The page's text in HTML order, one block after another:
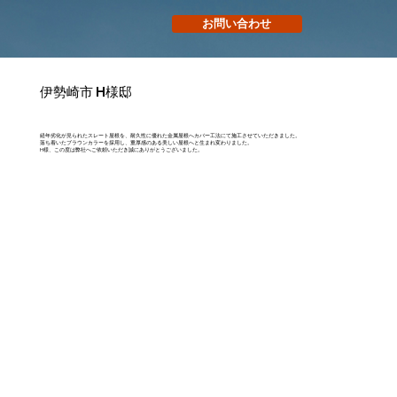
お問い合わせ
伊勢崎市 H様邸
経年劣化が見られたスレート屋根を、耐久性に優れた金属屋根へカバー工法にて施工させていただきました。
落ち着いたブラウンカラーを採用し、重厚感のある美しい屋根へと生まれ変わりました。
H様、この度は弊社へご依頼いただき誠にありがとうございました。